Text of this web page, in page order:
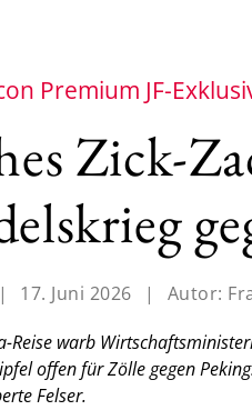
JF-
Zick-
| 17. Juni 2026 | Autor:
Reise warb
offen für Zölle gegen
Felser.